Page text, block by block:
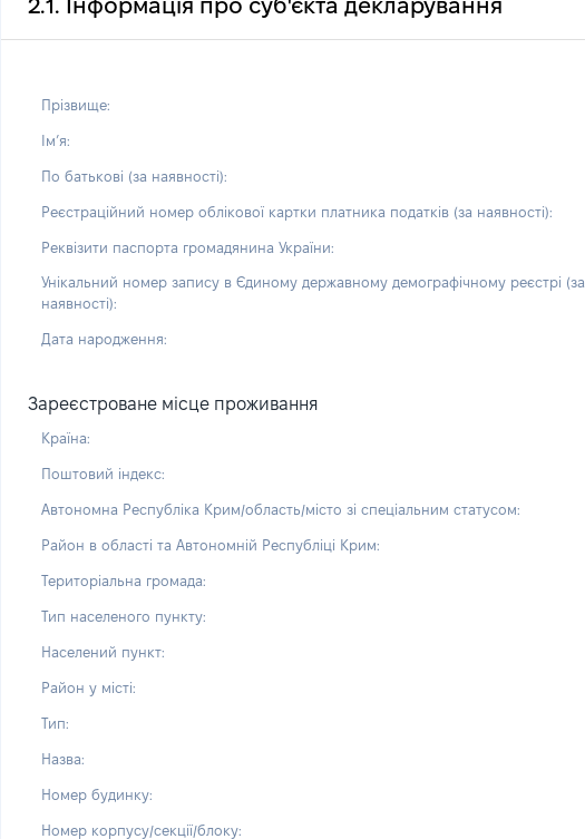
2.1. Інформація про суб'єкта декларування
Прізвище:
Імʼя:
По батькові (за наявності):
Реєстраційний номер облікової картки платника податків (за наявності):
Реквізити паспорта громадянина України:
Унікальний номер запису в Єдиному державному демографічному реєстрі (за
наявності):
Дата народження:
Зареєстроване місце проживання
Країна:
Поштовий індекс:
Автономна Республіка Крим/область/місто зі спеціальним статусом:
Район в області та Автономній Республіці Крим:
Територіальна громада:
Тип населеного пункту:
Населений пункт:
Район у місті:
Тип:
Назва:
Номер будинку:
Номер корпусу/секції/блоку: